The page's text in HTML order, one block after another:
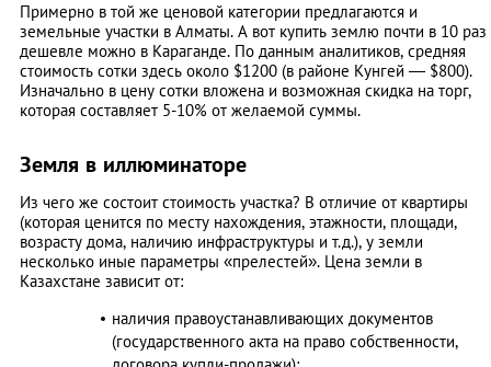
Примерно в той же ценовой категории предлагаются и
земельные участки в Алматы. А вот купить землю почти в 10 раз
дешевле можно в Караганде. По данным аналитиков, средняя
стоимость сотки здесь около $1200 (в районе Кунгей — $800).
Изначально в цену сотки вложена и возможная скидка на торг,
которая составляет 5-10% от желаемой суммы.
Земля в иллюминаторе
Из чего же состоит стоимость участка? В отличие от квартиры
(которая ценится по месту нахождения, этажности, площади,
возрасту дома, наличию инфраструктуры и т.д.), у земли
несколько иные параметры «прелестей». Цена земли в
Казахстане зависит от:
наличия правоустанавливающих документов
(государственного акта на право собственности,